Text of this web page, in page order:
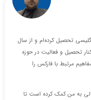
تحصیل کرده‌ام و از سال
کنار تحصیل و فعالیت در حوزه
مرتبط با فارکس را
به من کمک کرده است تا